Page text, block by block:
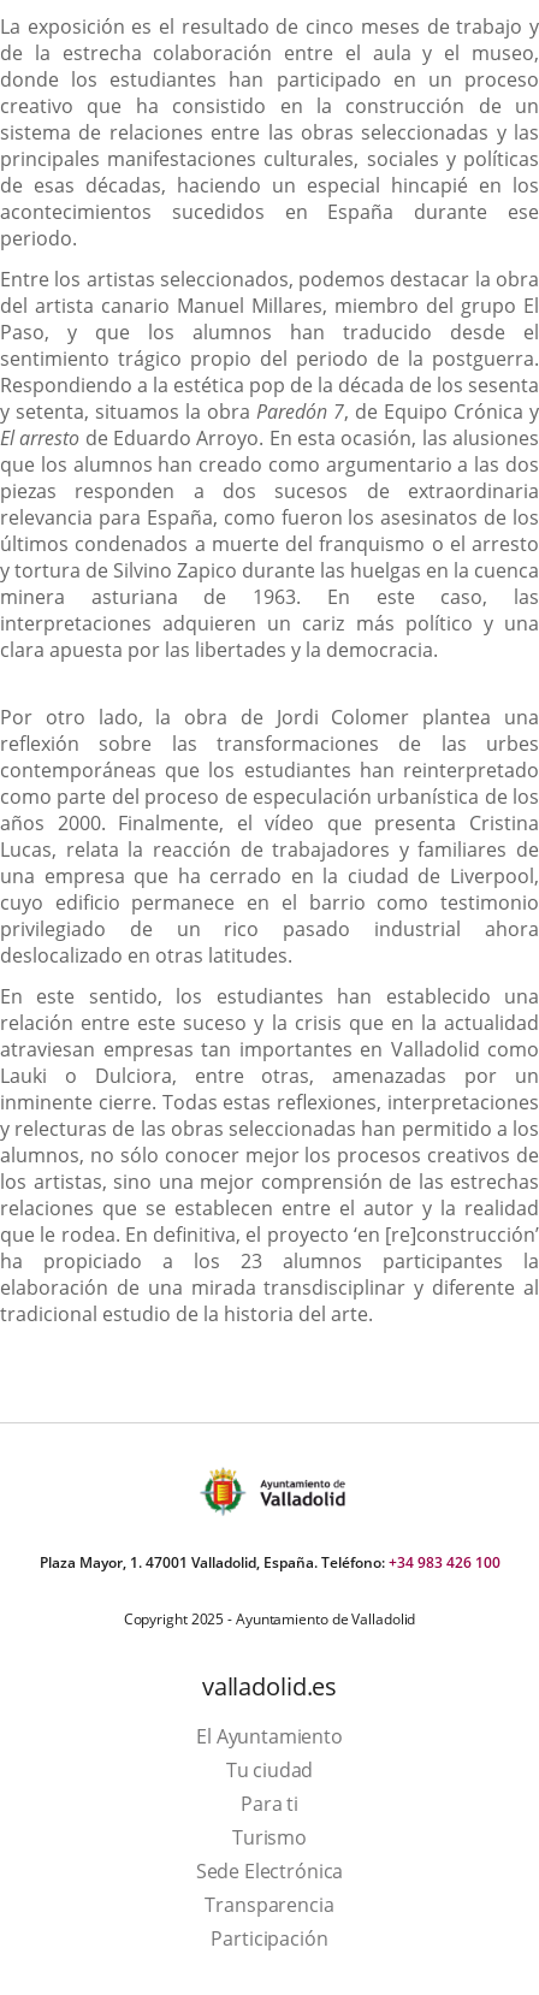
La exposición es el resultado de cinco meses de trabajo y
de la estrecha colaboración entre el aula y el museo,
donde los estudiantes han participado en un proceso
creativo que ha consistido en la construcción de un
sistema de relaciones entre las obras seleccionadas y las
principales manifestaciones culturales, sociales y políticas
de esas décadas, haciendo un especial hincapié en los
acontecimientos sucedidos en España durante ese
periodo.
Entre los artistas seleccionados, podemos destacar la obra
del artista canario Manuel Millares, miembro del grupo El
Paso, y que los alumnos han traducido desde el
sentimiento trágico propio del periodo de la postguerra.
Respondiendo a la estética pop de la década de los sesenta
y setenta, situamos la obra Paredón 7, de Equipo Crónica y
El arresto de Eduardo Arroyo. En esta ocasión, las alusiones
que los alumnos han creado como argumentario a las dos
piezas responden a dos sucesos de extraordinaria
relevancia para España, como fueron los asesinatos de los
últimos condenados a muerte del franquismo o el arresto
y tortura de Silvino Zapico durante las huelgas en la cuenca
minera asturiana de 1963. En este caso, las
interpretaciones adquieren un cariz más político y una
clara apuesta por las libertades y la democracia.
Por otro lado, la obra de Jordi Colomer plantea una
reflexión sobre las transformaciones de las urbes
contemporáneas que los estudiantes han reinterpretado
como parte del proceso de especulación urbanística de los
años 2000. Finalmente, el vídeo que presenta Cristina
Lucas, relata la reacción de trabajadores y familiares de
una empresa que ha cerrado en la ciudad de Liverpool,
cuyo edificio permanece en el barrio como testimonio
privilegiado de un rico pasado industrial ahora
deslocalizado en otras latitudes.
En este sentido, los estudiantes han establecido una
relación entre este suceso y la crisis que en la actualidad
atraviesan empresas tan importantes en Valladolid como
Lauki o Dulciora, entre otras, amenazadas por un
inminente cierre. Todas estas reflexiones, interpretaciones
y relecturas de las obras seleccionadas han permitido a los
alumnos, no sólo conocer mejor los procesos creativos de
los artistas, sino una mejor comprensión de las estrechas
relaciones que se establecen entre el autor y la realidad
que le rodea. En definitiva, el proyecto ‘en [re]construcción’
ha propiciado a los 23 alumnos participantes la
elaboración de una mirada transdisciplinar y diferente al
tradicional estudio de la historia del arte.
Plaza Mayor, 1. 47001 Valladolid, España. Teléfono:+34 983 426 100
Copyright 2025 - Ayuntamiento de Valladolid
valladolid.es
El Ayuntamiento
Tu ciudad
Para ti
TurismoThis
link
will
open
Sede Electrónica
Transparencia
Participación